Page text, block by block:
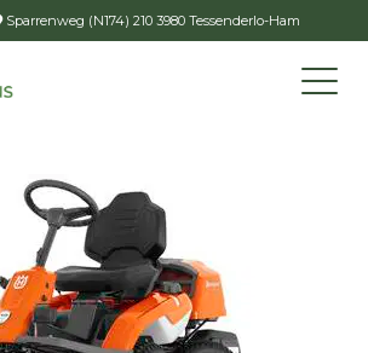
Sparrenweg (N174) 210 3980 Tessenderlo-Ham